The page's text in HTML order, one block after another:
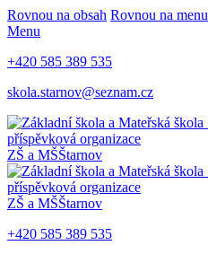
Rovnou na obsah Rovnou na menu
Menu
+420 585 389 535
skola.starnov@seznam.cz
ZŠ a MŠŠtarnov
ZŠ a MŠŠtarnov
+420 585 389 535